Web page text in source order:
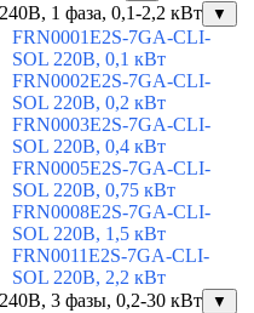
1 фаза, 0,1-2,2 кВт ▼
FRN0001E2S-7GA-CLI-
SOL 220В, 0,1 кВт
FRN0002E2S-7GA-CLI-
SOL 220В, 0,2 кВт
FRN0003E2S-7GA-CLI-
SOL 220В, 0,4 кВт
FRN0005E2S-7GA-CLI-
SOL 220В, 0,75 кВт
FRN0008E2S-7GA-CLI-
SOL 220В, 1,5 кВт
FRN0011E2S-7GA-CLI-
SOL 220В, 2,2 кВт
3 фазы, 0,2-30 кВт
▼